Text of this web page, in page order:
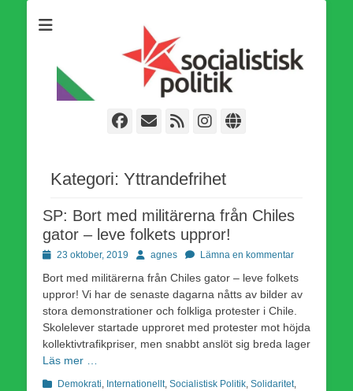
världsomfattande socialistiska Fjärde Internationalen och en viktig
tillgång i kampen för en socialistisk framtid!
Facebook
E-
Webbflöde
Instagram
Webbplats
Kategori: Yttrandefrihet
SP: Bort med militärerna från Chiles
gator – leve folkets uppror!
Publicerad
23 oktober, 2019 Författare
agnes Lämna en kommentar
Bort med militärerna från Chiles gator – leve folkets
uppror! Vi har de senaste dagarna nåtts av bilder av
stora demonstrationer och folkliga protester i Chile.
Skolelever startade upproret med protester mot höjda
kollektivtrafikpriser, men snabbt anslöt sig breda lager
Läs mer …
Kategorier
Demokrati Internationellt, Socialistisk Politik Solidaritet,